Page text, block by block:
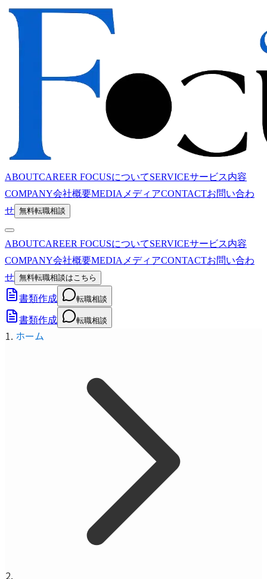
ABOUTCAREER FOCUSについてSERVICEサービス内容
COMPANY会社概要MEDIA メディアCONTACTお問い合わ
せ 無料転職相談
ABOUTCAREER FOCUSについてSERVICEサービス内容
COMPANY会社概要MEDIA メディアCONTACTお問い合わ
せ 無料転職相談はこちら
書類作成 転職相談
書類作成 転職相談
ホーム